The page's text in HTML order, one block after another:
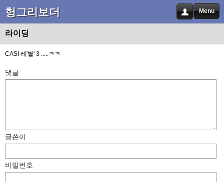
헝그리보더 Menu
라이딩
CASI 레'별' 3 .....ㅋㅋ
댓글
글쓴이
비밀번호